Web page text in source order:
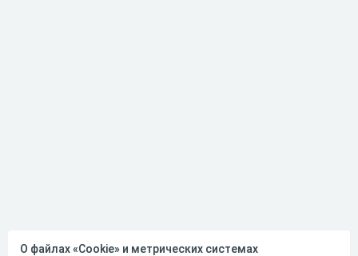
О файлах «Cookie» и метрических системах